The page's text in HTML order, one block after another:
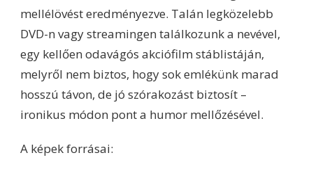
mellélövést eredményezve. Talán legközelebb
DVD-n vagy streamingen találkozunk a nevével,
egy kellően odavágós akciófilm stáblistáján,
melyről nem biztos, hogy sok emlékünk marad
hosszú távon, de jó szórakozást biztosít –
ironikus módon pont a humor mellőzésével.
A képek forrásai: